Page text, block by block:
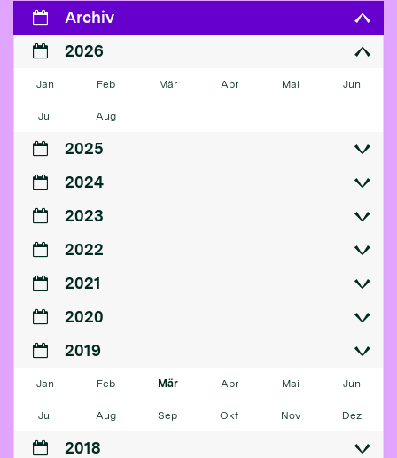
Archiv
2026
Jan Feb Mär Apr Mai Jun
Jul Aug
2025
2024
2023
2022
2021
2020
2019
Jan Feb Mär Apr Mai Jun
Jul Aug Sep Okt Nov Dez
2018